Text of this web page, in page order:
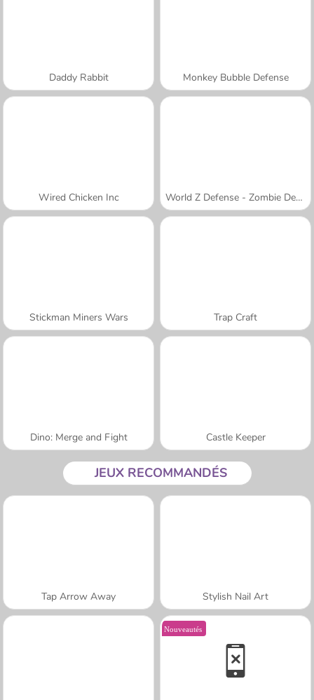
Daddy Rabbit Monkey Bubble Defense
Wired Chicken Inc World Z Defense - Zombie Defense
Stickman Miners Wars Trap Craft
Dino: Merge and Fight Castle Keeper
JEUX RECOMMANDÉS
Tap Arrow Away Stylish Nail Art
Nouveautés